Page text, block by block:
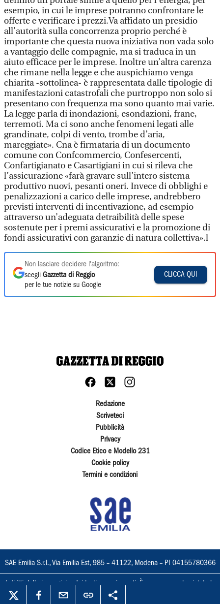
esempio, in cui le imprese potranno confrontare le
offerte e verificare i prezzi.Va affidato un presidio
all’autorità sulla concorrenza proprio perché è
importante che questa nuova iniziativa non vada solo
a vantaggio delle compagnie, ma si traduca in un
aiuto efficace per le imprese. Inoltre un’altra carenza
che rimane nella legge e che auspichiamo venga
chiarita -sottolinea- è rappresentata dalle tipologie di
manifestazioni catastrofali che purtroppo non solo si
presentano con frequenza ma sono quanto mai varie.
La legge parla di inondazioni, esondazioni, frane,
terremoti. Ma ci sono anche fenomeni legati alle
grandinate, colpi di vento, trombe d’aria,
mareggiate». Cna è firmataria di un documento
comune con Confcommercio, Confesercenti,
Confartigianato e Casartigiani in cui si rileva che
l’assicurazione «farà gravare sull’intero sistema
produttivo nuovi, pesanti oneri. Invece di obblighi e
penalizzazioni a carico delle imprese, andrebbero
previsti interventi di incentivazione, ad esempio
attraverso un’adeguata detraibilità delle spese
sostenute per i premi assicurativi e la promozione di
fondi assicurativi con garanzie di natura collettiva».l
Non lasciare decidere l'algoritmo:
scegli Gazzetta di Reggio
per le tue notizie su Google
CLICCA QUI
Redazione
Scriveteci
Pubblicità
Privacy
Codice Etico e Modello 231
Cookie policy
Termini e condizioni
SAE Emilia S.r.l., Via Emilia Est, 985 – 41122, Modena – PI 04155780366
I diritti delle immagini e dei testi sono riservati. È espressamente vietata la
loro riproduzione con qualsiasi mezzo e l'adattamento totale o parziale.